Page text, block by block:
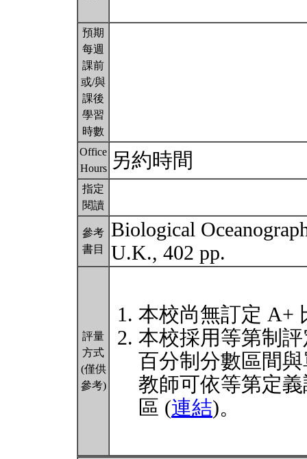
預期
每週
課前
或/與
課後
學習
時數
Office
Hours
另約時間
指定
閱讀
參考
書目
Biological
U.K., 402 pp.
評量
方式
(僅供
參考)
本校尚無訂定 A+
本校採用等第制
百分制分數區間
教師可依等第定
區 (連結)。